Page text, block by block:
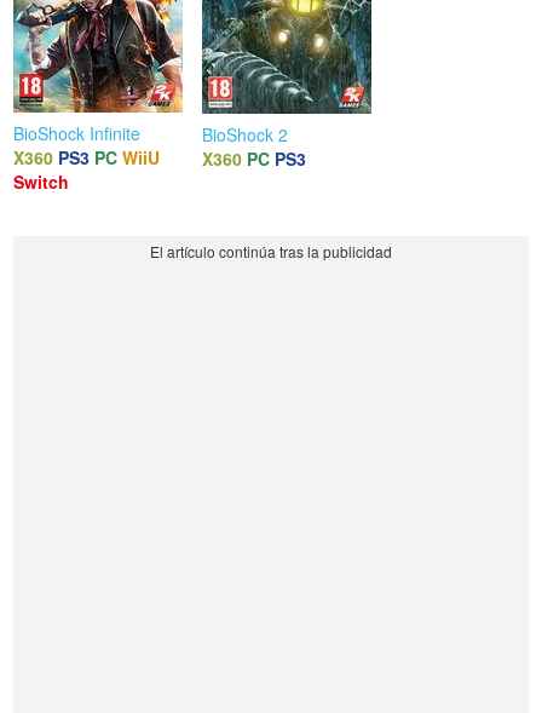
BioShock Infinite
X360 PS3 PC WiiU
Switch
BioShock 2
X360 PC PS3